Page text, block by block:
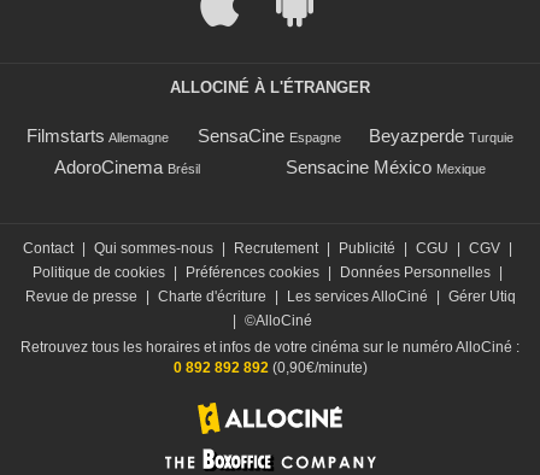
ALLOCINÉ À L'ÉTRANGER
Filmstarts Allemagne SensaCine Espagne Beyazperde Turquie
AdoroCinema Brésil Sensacine México Mexique
Contact Qui sommes-nous Recrutement Publicité CGU CGV
Politique de cookies
Préférences cookies Données Personnelles
Revue de presse
Charte d'écriture Les services AlloCiné
Gérer Utiq
©AlloCiné
Retrouvez tous les horaires et infos de votre cinéma sur le numéro AlloCiné :
0 892 892 892(0,90€/minute)